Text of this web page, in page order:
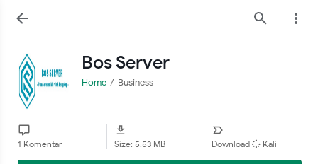
Bos Server
Home Business
1 Komentar Size: 5.53 MB Download Kali